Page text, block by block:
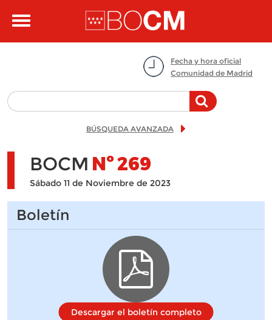
Toggle
Fecha y hora oficial
Comunidad de Madrid
BÚSQUEDA AVANZADA
BOCM Nº269
Sábado 11 de Noviembre de 2023
Boletín
Descargar el boletín completo